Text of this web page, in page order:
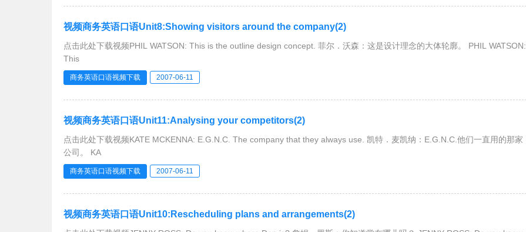
视频商务英语口语Unit8:Showing visitors around the company(2)
点击此处下载视频PHIL WATSON: This is the outline design concept. 菲尔．沃森：这是设计理念的大体轮廓。 PHIL WATSON:
This
商务英语口语视频下载 2007-06-11
视频商务英语口语Unit11:Analysing your competitors(2)
点击此处下载视频KATE MCKENNA: E.G.N.C. The company that they always use. 凯特．麦凯纳：E.G.N.C.他们一直用的那家
公司。 KA
商务英语口语视频下载 2007-06-11
视频商务英语口语Unit10:Rescheduling plans and arrangements(2)